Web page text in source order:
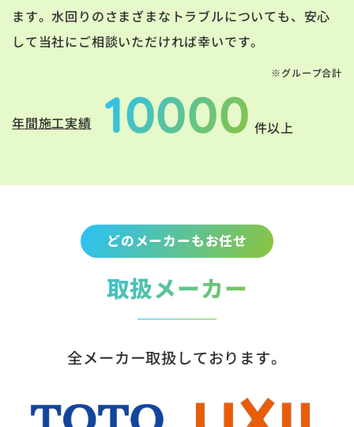
ます。水回りのさまざまなトラブルについても、安心
して当社にご相談いただければ幸いです。
※グループ合計
年間施工実績 10000 件以上
どのメーカーもお任せ
取扱メーカー
全メーカー取扱しております。